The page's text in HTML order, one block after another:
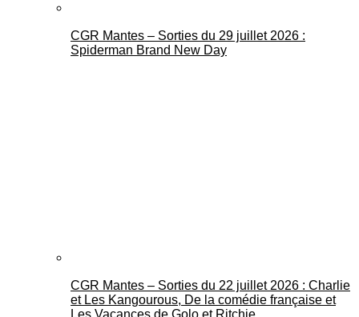
CGR Mantes – Sorties du 29 juillet 2026 :
Spiderman Brand New Day
CGR Mantes – Sorties du 22 juillet 2026 : Charlie
et Les Kangourous, De la comédie française et
Les Vacances de Golo et Ritchie